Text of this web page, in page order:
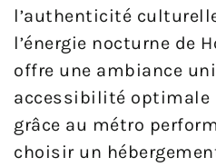
l’authenticité
l’énergie nocturne de
offre une ambiance
accessibilité optimale
grâce au métro
choisir un